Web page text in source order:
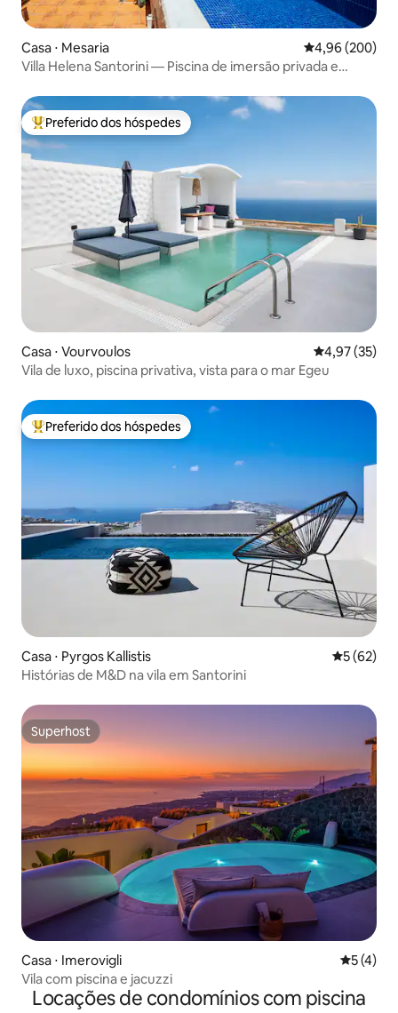
Casa ⋅ Mesaria 4,96 de uma
4,96 (200)
Villa Helena Santorini — Piscina de imersão privada e
Entre os melhores preferidos dos hóspedes
Preferido dos hóspedes
Casa ⋅ Vourvoulos 4,97 de uma
4,97 (35)
Vila de luxo, piscina privativa, vista para o mar Egeu
Entre os melhores preferidos dos hóspedes
Preferido dos hóspedes
Casa ⋅ Pyrgos Kallistis 5 de uma
5 (62)
Histórias de M&D na vila em Santorini
Superhost
Superhost
Casa ⋅ Imerovigli 5 de
5 (4)
Vila com piscina e jacuzzi
Locações de condomínios com piscina